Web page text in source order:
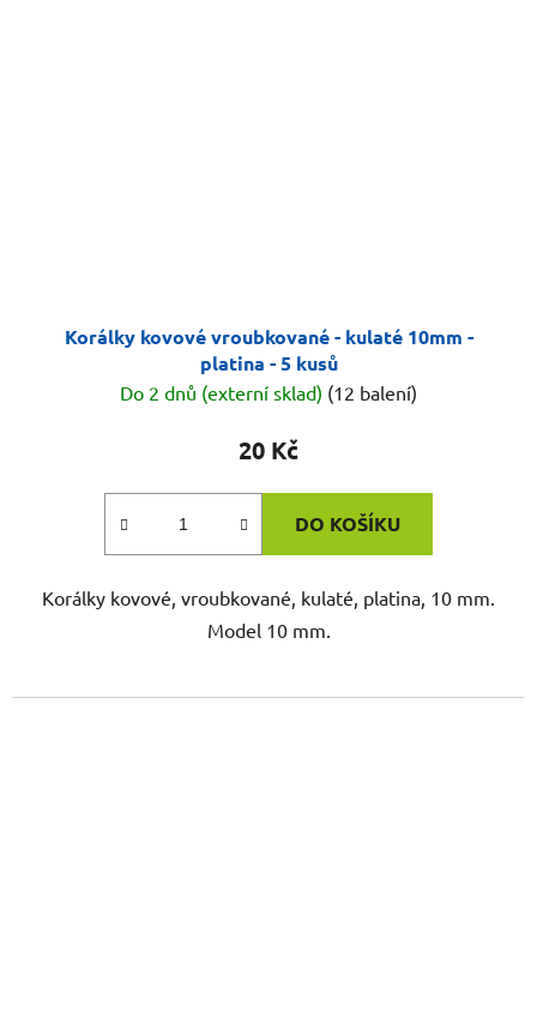
Korálky kovové vroubkované - kulaté 10mm -
platina - 5 kusů
Do 2 dnů (externí sklad) (12 balení)
20 Kč
DO KOŠÍKU
Korálky kovové, vroubkované, kulaté, platina, 10 mm.
Model 10 mm.